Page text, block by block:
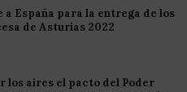
a España para la entrega de los
de Asturias 2022
los aires el pacto del Poder